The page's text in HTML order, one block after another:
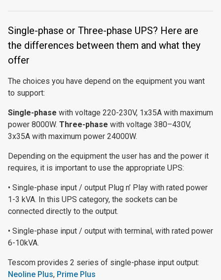
Single-phase or Three-phase UPS? Here are
the differences between them and what they
offer
The choices you have depend on the equipment you want
to support:
Single-phase with voltage 220-230V, 1x35A with maximum
power 8000W. Three-phase with voltage 380–430V,
3x35A with maximum power 24000W.
Depending on the equipment the user has and the power it
requires, it is important to use the appropriate UPS:
• Single-phase input / output Plug n’ Play with rated power
1-3 kVA. In this UPS category, the sockets can be
connected directly to the output.
• Single-phase input / output with terminal, with rated power
6-10kVA.
Tescom provides 2 series of single-phase input output:
Neoline Plus, Prime Plus